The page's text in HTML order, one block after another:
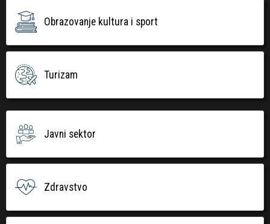
Obrazovanje kultura i sport
Turizam
Javni sektor
Zdravstvo